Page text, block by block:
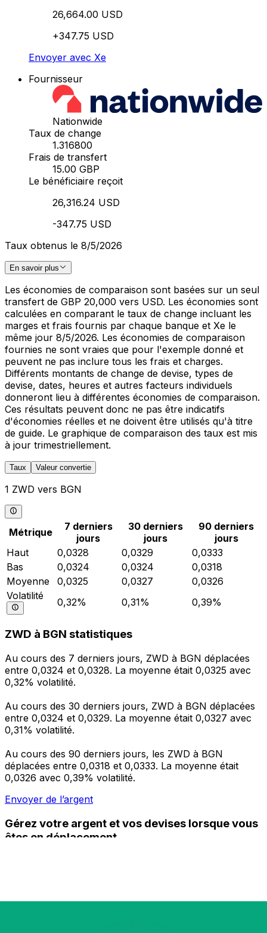
26,664.00 USD
+347.75 USD
Envoyer avec Xe
Fournisseur
Nationwide
Taux de change
1.316800
Frais de transfert
15.00 GBP
Le bénéficiaire reçoit
26,316.24 USD
-347.75 USD
Taux obtenus le 8/5/2026
En savoir plus
Les économies de comparaison sont basées sur un seul
transfert de GBP 20,000 vers USD. Les économies sont
calculées en comparant le taux de change incluant les
marges et frais fournis par chaque banque et Xe le
même jour 8/5/2026. Les économies de comparaison
fournies ne sont vraies que pour l'exemple donné et
peuvent ne pas inclure tous les frais et charges.
Différents montants de change de devise, types de
devise, dates, heures et autres facteurs individuels
donneront lieu à différentes économies de comparaison.
Ces résultats peuvent donc ne pas être indicatifs
d'économies réelles et ne doivent être utilisés qu'à titre
de guide. Le graphique de comparaison des taux est mis
à jour trimestriellement.
Taux Valeur convertie
1 ZWD vers BGN
Métrique
7 derniers
jours
30 derniers
jours
90 derniers
jours
Haut
0,0328 0,0329
0,0333
Bas
0,0324 0,0324
0,0318
Moyenne
0,0325 0,0327
0,0326
Volatilité
0,32% 0,31% 0,39%
ZWD à BGN statistiques
Au cours des 7 derniers jours, ZWD à BGN déplacées
entre 0,0324 et 0,0328. La moyenne était 0,0325 avec
0,32% volatilité.
Au cours des 30 derniers jours, ZWD à BGN déplacées
entre 0,0324 et 0,0329. La moyenne était 0,0327 avec
0,31% volatilité.
Au cours des 90 derniers jours, les ZWD à BGN
déplacées entre 0,0318 et 0,0333. La moyenne était
0,0326 avec 0,39% volatilité.
Envoyer de l’argent
Gérez votre argent et vos devises lorsque vous
êtes en déplacement